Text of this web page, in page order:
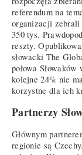
referendum na
organizacji zebrali
350 tys.
reszty.
słowacki The
połowa
kolejne 24% nie
korzystne dla ich
Partnerzy
Głównym
regionie są